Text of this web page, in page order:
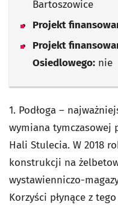
Bartoszowice
Projekt
Projekt
Osiedlowego: nie
1. Podłoga –
wymiana tymczasowej
Hali Stulecia. W 2018
konstrukcji na
wystawienniczo-
Korzyści płynące z